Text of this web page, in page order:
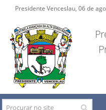
Presidente Venceslau, 06 de